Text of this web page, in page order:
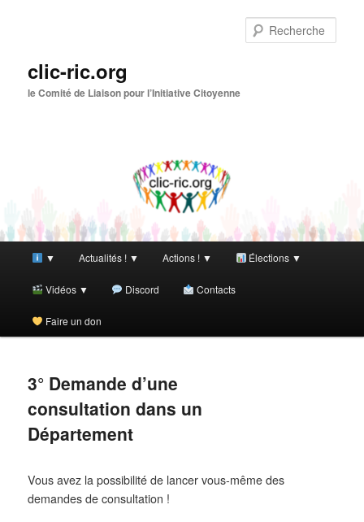
clic-ric.org
le Comité de Liaison pour l’Initiative Citoyenne
principal
▼ Actualités ! ▼ Actions ! ▼ Élections ▼
Vidéos ▼ Discord Contacts
Faire un don
3° Demande d’une
consultation dans un
Département
Vous avez la possibilité de lancer vous-même des
demandes de consultation !